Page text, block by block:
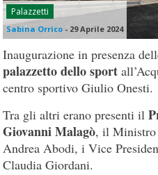
Palazzetti
Sabina Orrico - 29 Aprile 2024
Inaugurazione in presenza
palazzetto dello sport
centro sportivo Giulio Onesti.
Tra gli altri erano presenti il
Giovanni Malagò, il Ministro
Andrea Abodi, i Vice
Claudia Giordani.